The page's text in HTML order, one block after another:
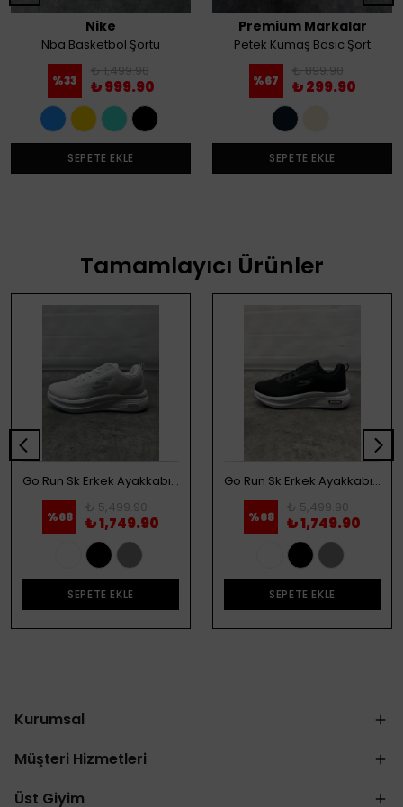
Nike
Nba Basketbol Şortu
%33
₺ 1,499.90
₺ 999.90
SEPETE EKLE
Premium Markalar
Petek Kumaş Basic Şort
%67
₺ 899.90
₺ 299.90
SEPETE EKLE
Tamamlayıcı Ürünler
Go Run Sk Erkek Ayakkabı - Beyaz
%68
₺ 5,499.90
₺ 1,749.90
SEPETE EKLE
Go Run Sk Erkek Ayakkabı - Siyah
%68
₺ 5,499.90
₺ 1,749.90
SEPETE EKLE
Kurumsal
Müşteri Hizmetleri
Üst Giyim